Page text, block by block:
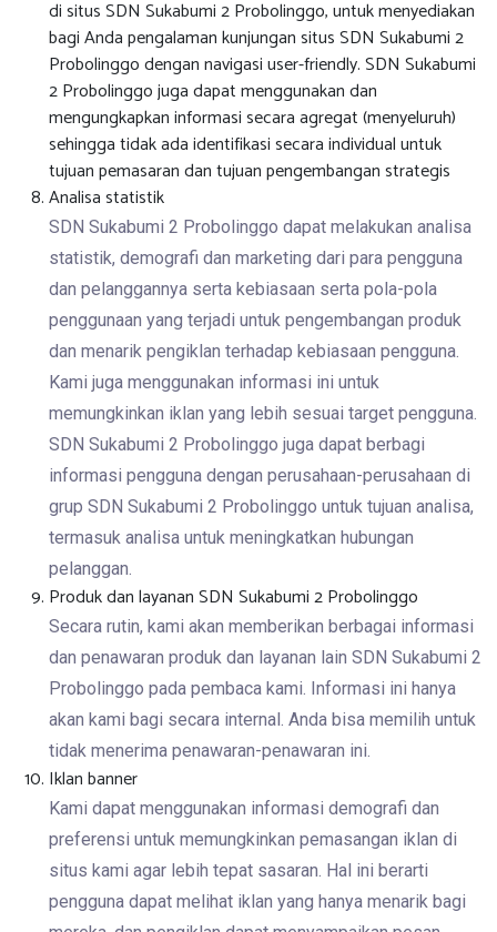
di situs SDN Sukabumi 2 Probolinggo, untuk menyediakan
bagi Anda pengalaman kunjungan situs SDN Sukabumi 2
Probolinggo dengan navigasi user-friendly. SDN Sukabumi
2 Probolinggo juga dapat menggunakan dan
mengungkapkan informasi secara agregat (menyeluruh)
sehingga tidak ada identifikasi secara individual untuk
tujuan pemasaran dan tujuan pengembangan strategis
Analisa statistik
SDN Sukabumi 2 Probolinggo dapat melakukan analisa
statistik, demografi dan marketing dari para pengguna
dan pelanggannya serta kebiasaan serta pola-pola
penggunaan yang terjadi untuk pengembangan produk
dan menarik pengiklan terhadap kebiasaan pengguna.
Kami juga menggunakan informasi ini untuk
memungkinkan iklan yang lebih sesuai target pengguna.
SDN Sukabumi 2 Probolinggo juga dapat berbagi
informasi pengguna dengan perusahaan-perusahaan di
grup SDN Sukabumi 2 Probolinggo untuk tujuan analisa,
termasuk analisa untuk meningkatkan hubungan
pelanggan.
Produk dan layanan SDN Sukabumi 2 Probolinggo
Secara rutin, kami akan memberikan berbagai informasi
dan penawaran produk dan layanan lain SDN Sukabumi 2
Probolinggo pada pembaca kami. Informasi ini hanya
akan kami bagi secara internal. Anda bisa memilih untuk
tidak menerima penawaran-penawaran ini.
Iklan banner
Kami dapat menggunakan informasi demografi dan
preferensi untuk memungkinkan pemasangan iklan di
situs kami agar lebih tepat sasaran. Hal ini berarti
pengguna dapat melihat iklan yang hanya menarik bagi